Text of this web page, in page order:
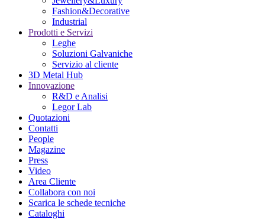
Fashion&Decorative
Industrial
Prodotti e Servizi
Leghe
Soluzioni Galvaniche
Servizio al cliente
3D Metal Hub
Innovazione
R&D e Analisi
Legor Lab
Quotazioni
Contatti
People
Magazine
Press
Video
Area Cliente
Collabora con noi
Scarica le schede tecniche
Cataloghi